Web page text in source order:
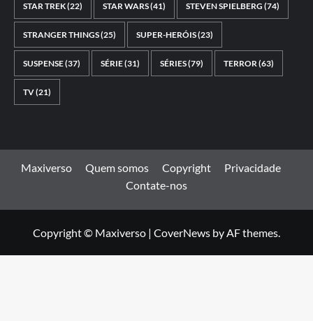
STAR TREK(22) STAR WARS(41) STEVEN SPIELBERG (74)
STRANGER THINGS(25) SUPER-HERÓIS(23)
SUSPENSE(37) SÉRIE(31) SÉRIES(79) TERROR(63)
TV(21)
Maxiverso Quem somos Copyright
Privacidade
Contate-nos
Copyright © Maxiverso | CoverNews by AF themes.